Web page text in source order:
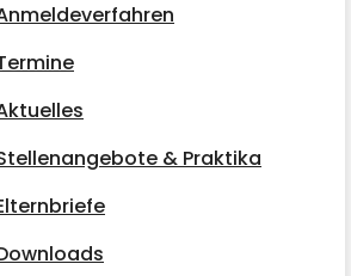
& Praktika